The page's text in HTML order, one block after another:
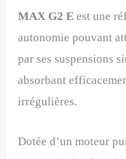
MAX G2 E est une
autonomie pouvant
par ses suspensions
absorbant
irrégulières.
Dotée d’un moteur